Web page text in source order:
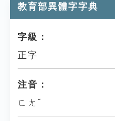
教育部異體字字典
字級：
正字
注音：
ㄈㄤˇ